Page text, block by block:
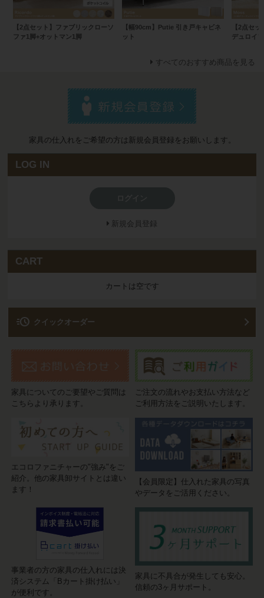
【2点セット】ファブリックローソ
ファ1脚+オットマン1脚
【幅90cm】Putie 引き戸キャビネ
ット
【2点セ
デュロイ
すべてのおすすめ商品を見る
家具の仕入れをご希望の方は新規会員登録をお願いします。
LOG IN
新規会員登録
CART
カートは空です
acute クイックオーダー
家具についてのご要望やご質問は
こちらより承ります。
ご注文の流れやお支払い方法など
ご利用方法をご説明いたします。
エコロファニチャーの"強み"をご
紹介。他の家具卸サイトとは違い
ます！
【会員限定】仕入れた家具の写真
やデータをご活用ください。
事業者の方の家具の仕入れには決
済システム「Bカート掛け払い」
が便利です。
家具に不具合が発生しても安心。
信頼の3ヶ月サポート。